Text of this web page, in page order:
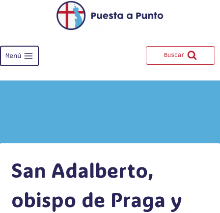
Menú Buscar
San Adalberto,
obispo de Praga y